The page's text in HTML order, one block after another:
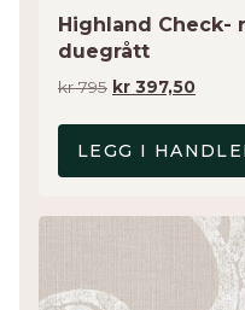
Highland
duegrått
kr795 Opprinnelig
kr 795.
kr 397,50
kr
LEGG I